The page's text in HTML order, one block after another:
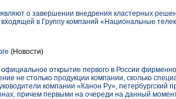
о завершении внедрения кластерных
в Группу компаний «Национальные
(Новости)
открытие первого в России
не столько продукции компании, сколько
компании «Канон Ру», петербургский
причем первыми на очереди на данный